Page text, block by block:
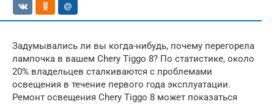
Задумывались ли вы когда-нибудь, почему перегорела
лампочка в вашем Chery Tiggo 8? По статистике, около
20% владельцев сталкиваются с проблемами
освещения в течение первого года эксплуатации.
Ремонт освещения Chery Tiggo 8 может показаться